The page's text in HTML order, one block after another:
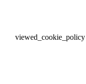
viewed_cookie_policy